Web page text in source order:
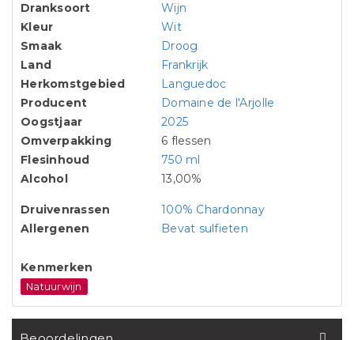
Dranksoort
Wijn
Kleur
Wit
Smaak
Droog
Land
Frankrijk
Herkomstgebied
Languedoc
Producent
Domaine de l'Arjolle
Oogstjaar
2025
Omverpakking
6 flessen
Flesinhoud
750 ml
Alcohol
13,00%
Druivenrassen
100% Chardonnay
Allergenen
Bevat sulfieten
Kenmerken
Natuurwijn